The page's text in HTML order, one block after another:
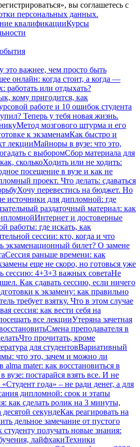
вы соглашетесь с
персональных данных.
квалификацииКурсы
это важнее, чем просто быть
онлайн: когда стоит, а когда —
работать или отдыхать?
кому пригодится, как
работе и 10 ошибок студента
Теперь у тебя новая жизнь.
Метод мозгового штурма и его
к экзаменамКак быстро и
лекцииМайноры в вузе: что это,
с выборомСбор материала для
сколькоХодить или не ходить:
посещение в вузе и как не
проект. Что делать: сдаваться
Хочу перевестись на бюджет. Но
источники для дипломной: где
раздаточный материал: как
Интернет и достоверные
работы: где искать, как
сессии: кто, когда и что
билет? О замене
Сессия раньше времени: как
еще не скоро, но готовься уже
сессию: 4+3+3 важных советаНе
Как сдавать сессию, если ничего
к экзамену: как правильно
требует взятку. Что в этом случае
сессия: как вести себя на
все лекцииУтеряна зачетная
Смена преподавателя в
Что прочитать, кроме
для студентовВариативный
что это, зачем и можно ли
mater: как восстановиться в
постарайся взять все. И не
года» – не ради денег, а для
дипломной: срок и этапы
как сделать ролик на 3 минуты,
секундеКак реагировать на
дельное замечание от пустого
студенту получать новые знания:
лайфхакиТехники